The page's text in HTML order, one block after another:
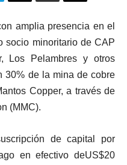
amplia presencia en el
socio minoritario de CAP
Los Pelambres y otros
30% de la mina de cobre
Copper, a través de
(MMC).
de capital por
en efectivo deUS$20